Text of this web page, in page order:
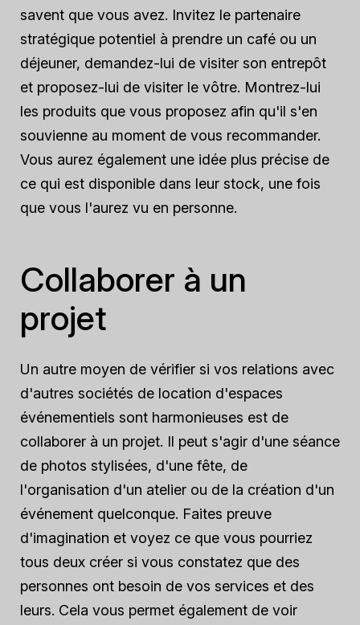
savent que vous avez. Invitez le partenaire
stratégique potentiel à prendre un café ou un
déjeuner, demandez-lui de visiter son entrepôt
et proposez-lui de visiter le vôtre. Montrez-lui
les produits que vous proposez afin qu'il s'en
souvienne au moment de vous recommander.
Vous aurez également une idée plus précise de
ce qui est disponible dans leur stock, une fois
que vous l'aurez vu en personne.
Collaborer à un
projet
Un autre moyen de vérifier si vos relations avec
d'autres sociétés de location d'espaces
événementiels sont harmonieuses est de
collaborer à un projet. Il peut s'agir d'une séance
de photos stylisées, d'une fête, de
l'organisation d'un atelier ou de la création d'un
événement quelconque. Faites preuve
d'imagination et voyez ce que vous pourriez
tous deux créer si vous constatez que des
personnes ont besoin de vos services et des
leurs. Cela vous permet également de voir